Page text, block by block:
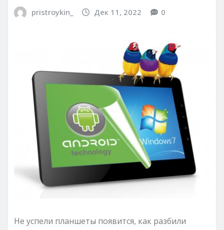
pristroykin_ Дек 11, 2022 0
Не успели планшеты появится, как разбили